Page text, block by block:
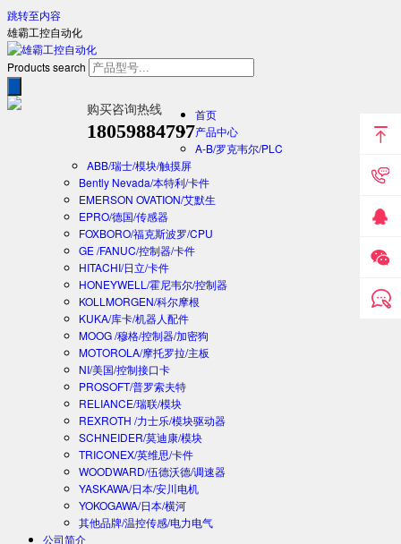
跳转至内容
雄霸工控自动化
Products search
购买咨询热线
18059884797
首页
产品中心
A-B/罗克韦尔/PLC
ABB/瑞士/模块/触摸屏
Bently Nevada/本特利/卡件
EMERSON OVATION/艾默生
EPRO/德国/传感器
FOXBORO/福克斯波罗/CPU
GE /FANUC/控制器/卡件
HITACHI/日立/卡件
HONEYWELL/霍尼韦尔/控制器
KOLLMORGEN/科尔摩根
KUKA/库卡/机器人配件
MOOG /穆格/控制器/加密狗
MOTOROLA/摩托罗拉/主板
NI/美国/控制接口卡
PROSOFT/普罗索夫特
RELIANCE/瑞联/模块
REXROTH /力士乐/模块驱动器
SCHNEIDER/莫迪康/模块
TRICONEX/英维思/卡件
WOODWARD/伍德沃德/调速器
YASKAWA/日本/安川电机
YOKOGAWA/日本/横河
其他品牌/温控传感/电力电气
公司简介